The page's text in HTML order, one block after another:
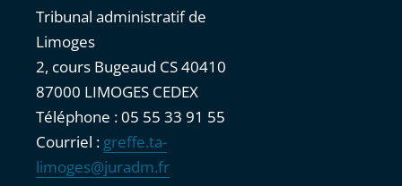
Tribunal administratif de
Limoges
2, cours Bugeaud CS 40410
87000 LIMOGES CEDEX
Téléphone : 05 55 33 91 55
Courriel : greffe.ta-
limoges@juradm.fr